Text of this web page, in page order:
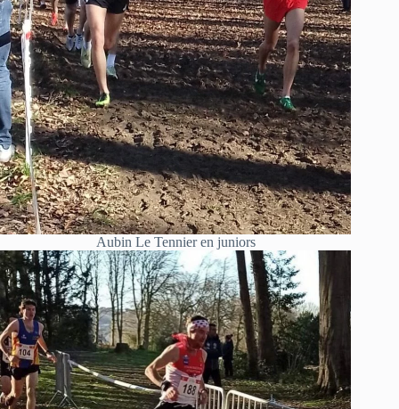
Aubin Le Tennier en juniors